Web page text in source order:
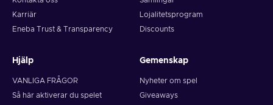
Karriär
Eneba Trust & Transparency
Lojalitetsprogram
Discounts
Hjälp
VANLIGA FRÅGOR
Så här aktiverar du spelet
Gemenskap
Nyheter om spel
Giveaways